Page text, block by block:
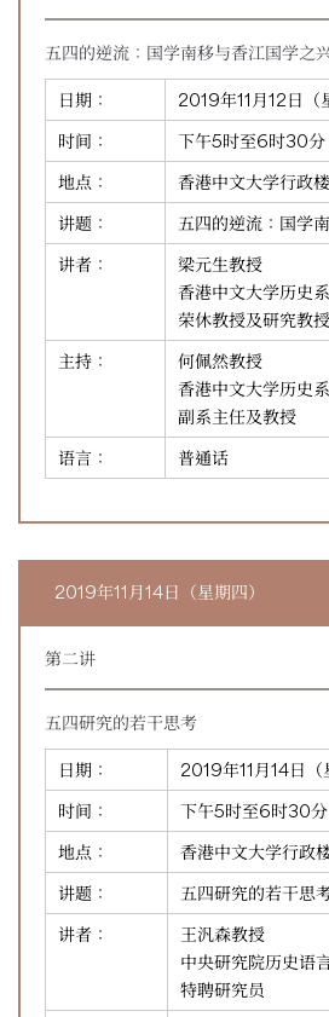
五四的逆流：国学南移与香江国学之
日期：
2019年11月12日（
时间：
下午5时至6时30分
地点：
香港中文大学行政
讲题：
五四的逆流：国学
讲者：
梁元生教授
香港中文大学历史系
荣休教授及研究教授
主持：
何佩然教授
香港中文大学历史系
副系主任及教授
语言：
普通话
2019年11月14日（星期四）
第二讲
五四研究的若干思考
日期：
2019年11月14日（
时间：
下午5时至6时30分
地点：
香港中文大学行政
讲题：
五四研究的若干思
讲者：
王汎森教授
中央研究院历史语
特聘研究员